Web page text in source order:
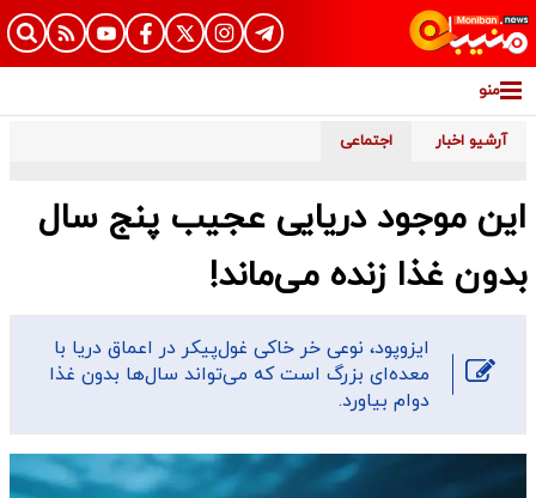
منو
آرشیو اخبار اجتماعی
این موجود دریایی عجیب پنج سال
بدون غذا زنده می‌ماند!
ایزوپود، نوعی خر خاکی غول‌پیکر در اعماق دریا با
معده‌ای بزرگ است که می‌تواند سال‌ها بدون غذا
دوام بیاورد.